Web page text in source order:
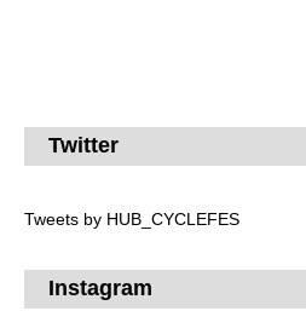
Twitter
Tweets by HUB_CYCLEFES
Instagram